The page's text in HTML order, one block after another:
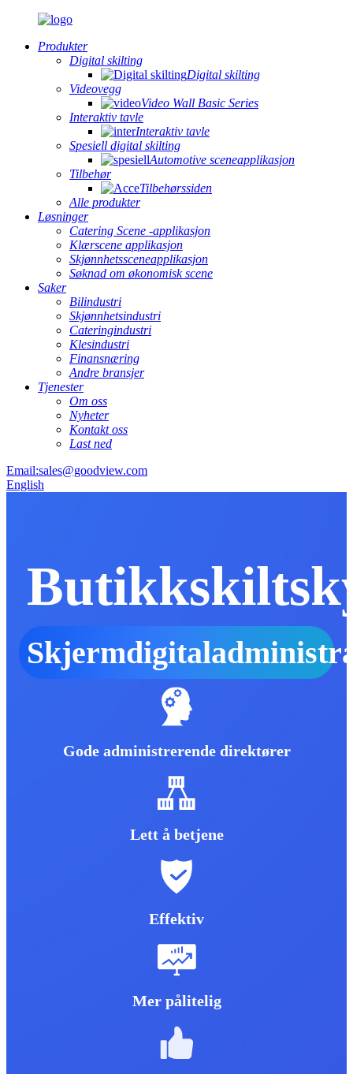
Produkter
Digital skilting
Digital skilting
Videovegg
Video Wall Basic Series
Interaktiv tavle
Interaktiv tavle
Spesiell digital skilting
Automotive sceneapplikasjon
Tilbehør
Tilbehørssiden
Alle produkter
Løsninger
Catering Scene -applikasjon
Klærscene applikasjon
Skjønnhetssceneapplikasjon
Søknad om økonomisk scene
Saker
Bilindustri
Skjønnhetsindustri
Cateringindustri
Klesindustri
Finansnæring
Andre bransjer
Tjenester
Om oss
Nyheter
Kontakt oss
Last ned
Email:sales@goodview.com
English
Gode ​​administrerende direktører
Lett å betjene
Effektiv
Mer pålitelig